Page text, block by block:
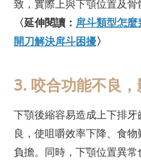
致，實際上與下顎位置及骨
〈延伸閱讀： 戽斗類型怎
開刀解決戽斗困擾〉
3. 咬合功能不良
下顎後縮容易造成上下排
良，使咀嚼效率下降、食
負擔。同時，下顎位置異